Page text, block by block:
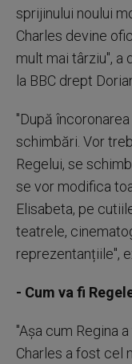
sprijinului noului
Charles devine
mult mai târziu", a
la BBC drept
"După
schimbări. Vor
Regelui, se
se vor modifica
Elisabeta, pe
teatrele,
reprezentanțiile",
- Cum va fi
"Așa cum Regina
Charles a fost cel